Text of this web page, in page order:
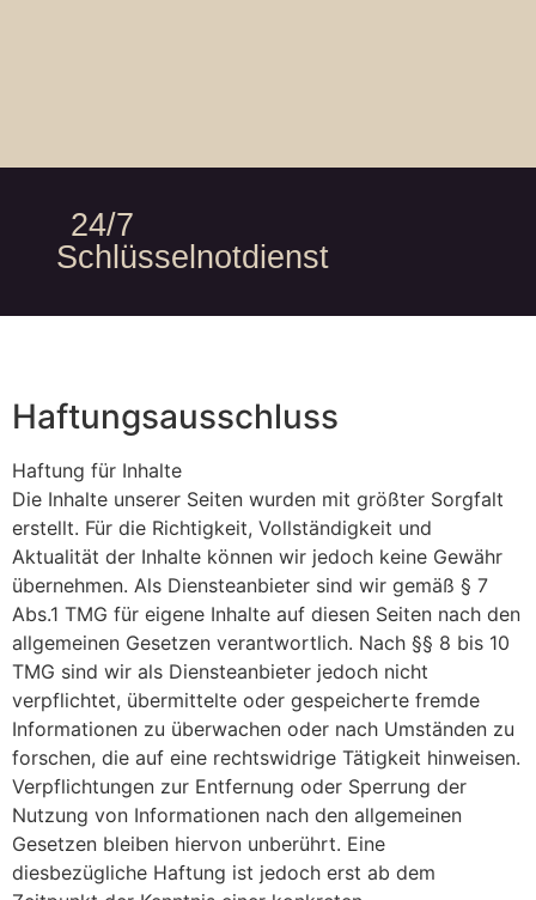
24/7
Schlüsselnotdienst
Haftungsausschluss
Haftung für Inhalte
Die Inhalte unserer Seiten wurden mit größter Sorgfalt
erstellt. Für die Richtigkeit, Vollständigkeit und
Aktualität der Inhalte können wir jedoch keine Gewähr
übernehmen. Als Diensteanbieter sind wir gemäß § 7
Abs.1 TMG für eigene Inhalte auf diesen Seiten nach den
allgemeinen Gesetzen verantwortlich. Nach §§ 8 bis 10
TMG sind wir als Diensteanbieter jedoch nicht
verpflichtet, übermittelte oder gespeicherte fremde
Informationen zu überwachen oder nach Umständen zu
forschen, die auf eine rechtswidrige Tätigkeit hinweisen.
Verpflichtungen zur Entfernung oder Sperrung der
Nutzung von Informationen nach den allgemeinen
Gesetzen bleiben hiervon unberührt. Eine
diesbezügliche Haftung ist jedoch erst ab dem